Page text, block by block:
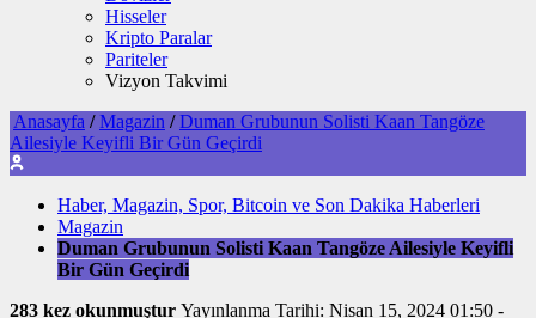
Hisseler
Kripto Paralar
Pariteler
Vizyon Takvimi
Anasayfa / Magazin / Duman Grubunun Solisti Kaan Tangöze
Ailesiyle Keyifli Bir Gün Geçirdi
Haber, Magazin, Spor, Bitcoin ve Son Dakika Haberleri
Magazin
Duman Grubunun Solisti Kaan Tangöze Ailesiyle Keyifli
Bir Gün Geçirdi
283 kez okunmuştur Yayınlanma Tarihi: Nisan 15, 2024 01:50 -